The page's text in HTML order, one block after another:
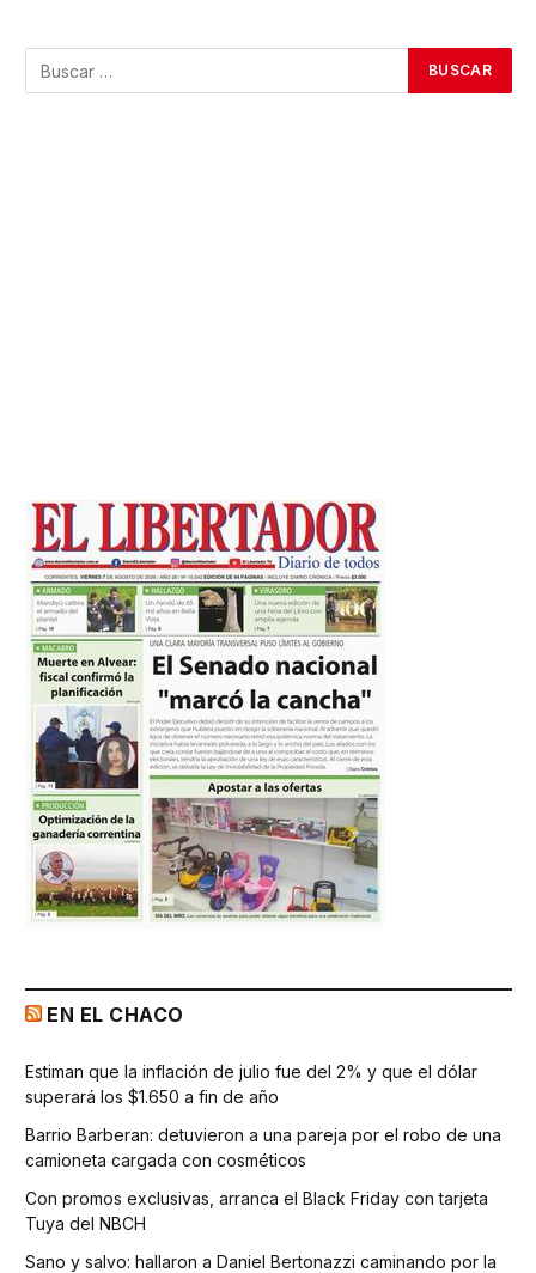
EN EL CHACO
Estiman que la inflación de julio fue del 2% y que el dólar
superará los $1.650 a fin de año
Barrio Barberan: detuvieron a una pareja por el robo de una
camioneta cargada con cosméticos
Con promos exclusivas, arranca el Black Friday con tarjeta
Tuya del NBCH
Sano y salvo: hallaron a Daniel Bertonazzi caminando por la